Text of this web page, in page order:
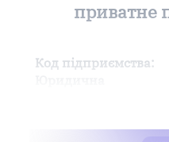
приватне
Код підприємства: